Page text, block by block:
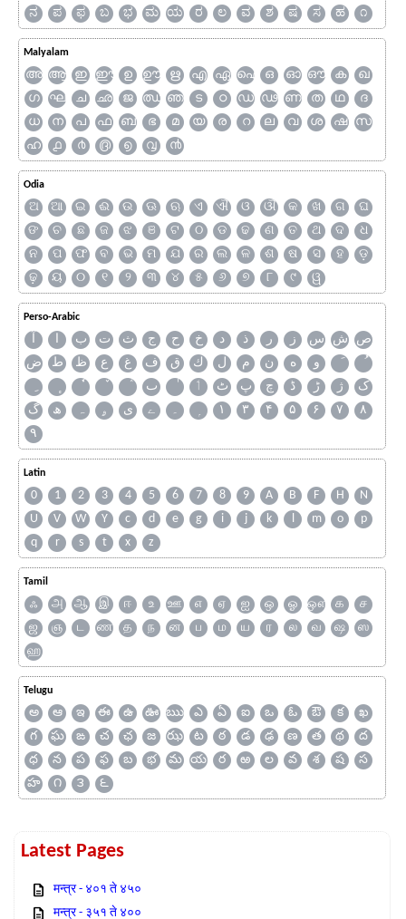
ನ
ಪ ಫ ಬ ಭ ಮ ಯ ರ ಲ ವ ಶ ಷ ಸ ಹ ೧
Malyalam
അ ആ ഇ ഈ ഉ ഊ ഋ എ ഏ ഐ ഒ ഓ ഔ ക
ഖ
ഗ
ഘ ച ഛ ജ ഝ ഞ ട ഠ ഡ ഢ ണ ത ഥ
ദ
ധ
ന പ ഫ ബ ഭ മ യ ര റ ല വ ശ ഷ
സ
ഹ
൧ ൪ ൫ ൭ ൮ ൯
Odia
ଅ ଆ ଇ ଈ ଉ ଊ ଋ ଏ ଐ ଓ ଔ କ ଖ ଗ
ଘ
ଙ
ଚ ଛ ଜ ଝ ଞ ଟ ଠ ଡ ଢ ଣ ତ ଥ ଦ
ଧ
ନ
ପ ଫ ବ ଭ ମ ଯ ର ଲ ଳ ଶ ଷ ସ ହ
ଡ଼
ଢ଼
ୟ ୦ ୧ ୨ ୩ ୪ ୫ ୬ ୭ ୮ ୯ ୱ
Perso-Arabic
آ ا ب ت ث ج ح خ د ذ ر ز س ش ص
ض
ط ظ ع غ ف ق ك ل م ن ه
و
ٮ
ٲ ٹ پ چ ڈ ڑ ژ
ک
گ
ھ ہ ۄ ی ے ۔ ۱ ۳ ۴ ۵ ۶ ۷
۸
۹
Latin
0 1 2 3 4 5 6 7 8 9 A B F H
N
U
V W Y c d e g i j k l m o
p
q
r s t x z
Tamil
ஃ அ ஆ இ ஈ உ ஊ எ ஏ ஐ ஒ ஓ ஔ க
ச
ஜ
ஞ ட ண த ந ன ப ம ய ர ல வ ஷ
ஸ
ஹ
Telugu
అ ఆ ఇ ఈ ఉ ఊ ఋ ఎ ఏ ఐ ఒ ఓ ఔ క
ఖ
గ
ఘ ఙ చ ఛ జ ఝ ట ఠ డ ఢ ణ త థ
ద
ధ
న ప ఫ బ భ మ య ర ఱ ల వ శ ష
స
హ
౧ ౩ ౬
Latest Pages
मन्त्र - ४०१ ते ४५०
मन्त्र - ३५१ ते ४००